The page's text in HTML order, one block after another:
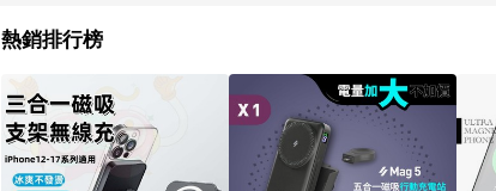
熱銷排行榜